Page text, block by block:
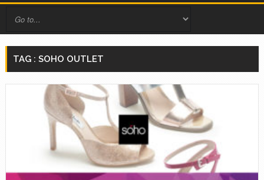
TAG : SOHO OUTLET